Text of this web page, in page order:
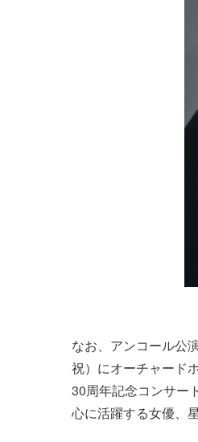
なお、アンコール公
祝）にオーチャード
30周年記念コンサー
心に活躍する女優、